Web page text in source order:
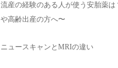
流産の経験のある人が使う安胎薬
や高齢出産の方へ〜
ニュースキャンとMRIの違い